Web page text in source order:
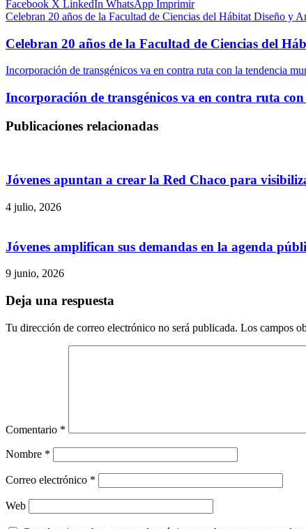
Facebook X LinkedIn WhatsApp Imprimir
Celebran 20 años de la Facultad de Ciencias del Hábitat Diseño y
Celebran 20 años de la Facultad de Ciencias del
Incorporación de transgénicos va en contra ruta con la tendencia
Incorporación de transgénicos va en contra ruta
Publicaciones relacionadas
Jóvenes apuntan a crear la Red Chaco para
4 julio, 2026
Jóvenes amplifican sus demandas en la agenda
9 junio, 2026
Deja una respuesta
Tu dirección de correo electrónico no será publicada. Los campos
Comentario *
Nombre *
Correo electrónico *
Web